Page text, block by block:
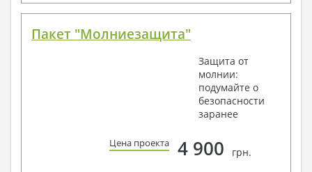
Пакет "Молниезащита"
Защита от
молнии:
подумайте о
безопасности
заранее
Цена проекта 4 900 грн.